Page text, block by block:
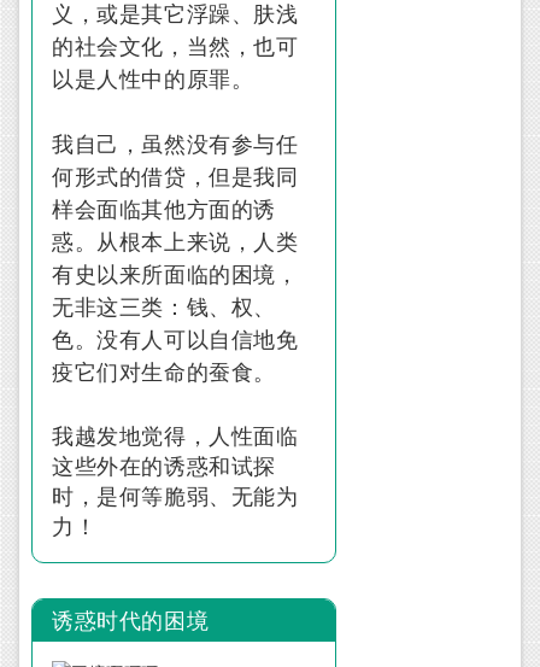
义，或是其它浮躁、肤浅
的社会文化，当然，也可
以是人性中的原罪。
我自己，虽然没有参与任
何形式的借贷，但是我同
样会面临其他方面的诱
惑。从根本上来说，人类
有史以来所面临的困境，
无非这三类：钱、权、
色。没有人可以自信地免
疫它们对生命的蚕食。
我越发地觉得，人性面临
这些外在的诱惑和试探
时，是何等脆弱、无能为
力！
诱惑时代的困境